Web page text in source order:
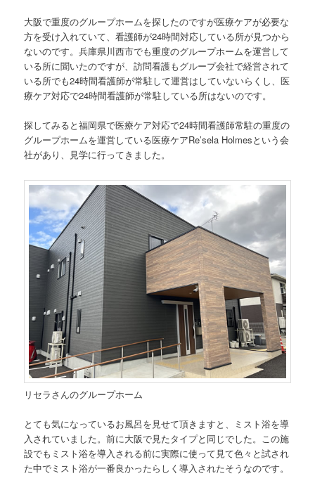
ン
大阪で重度のグループホームを探したのですが医療ケアが必要な
方を受け入れていて、看護師が24時間対応している所が見つから
ないのです。兵庫県川西市でも重度のグループホームを運営して
いる所に聞いたのですが、訪問看護もグループ会社で経営されて
いる所でも24時間看護師が常駐して運営はしていないらくし、医
療ケア対応で24時間看護師が常駐している所はないのです。
探してみると福岡県で医療ケア対応で24時間看護師常駐の重度の
グループホームを運営している医療ケアRe’sela Holmesという会
社があり、見学に行ってきました。
リセラさんのグループホーム
とても気になっているお風呂を見せて頂きますと、ミスト浴を導
入されていました。前に大阪で見たタイプと同じでした。この施
設でもミスト浴を導入される前に実際に使って見て色々と試され
た中でミスト浴が一番良かったらしく導入されたそうなのです。